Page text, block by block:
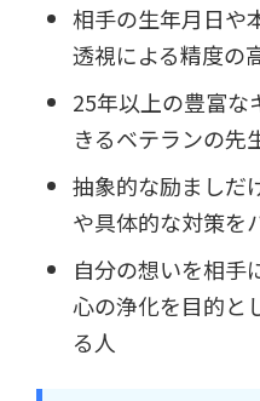
相手の生年月日や
透視による精度の
25年以上の豊富な
きるベテランの先
抽象的な励ましだ
や具体的な対策を
自分の想いを相手
心の浄化を目的と
る人